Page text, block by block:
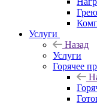
Услуги
Назад
Услуги
Горячее